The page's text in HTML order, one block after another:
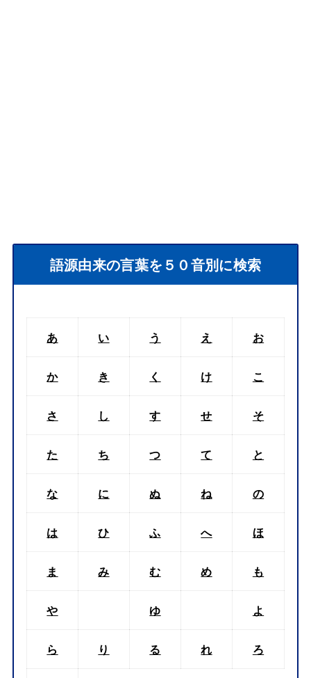
語源由来の言葉を５０音別に検索
あ い う え お
か き く け こ
さ し す せ そ
た ち つ て と
な に ぬ ね の
は ひ ふ へ ほ
ま み む め も
や ゆ よ
ら り る れ ろ